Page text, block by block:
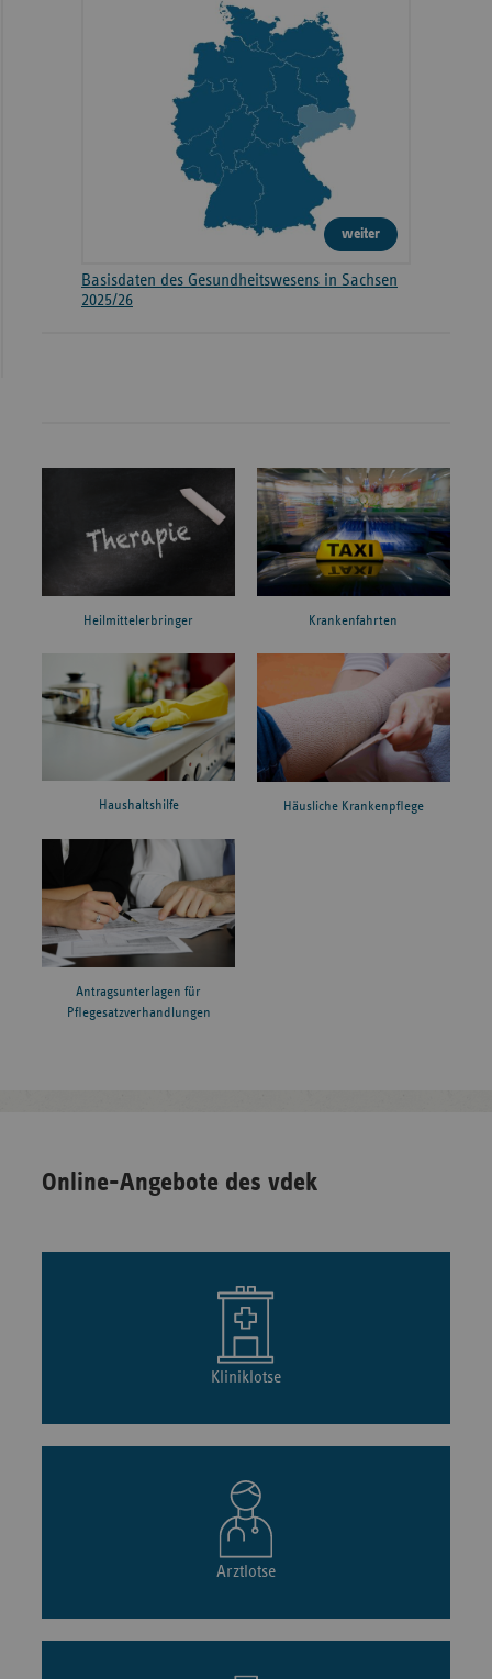
weiter
Basisdaten des Gesundheitswesens in Sachsen
2025/26
Heilmittelerbringer Krankenfahrten
Haushaltshilfe Häusliche Krankenpflege
Antragsunterlagen für
Pflegesatzverhandlungen
Online-Angebote des vdek
Kliniklotse
Arztlotse